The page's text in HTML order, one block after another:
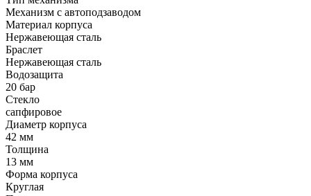
Механизм с автоподзаводом
Материал корпуса
Нержавеющая сталь
Браслет
Нержавеющая сталь
Водозащита
20 бар
Стекло
сапфировое
Диаметр корпуса
42 мм
Толщина
13 мм
Форма корпуса
Круглая